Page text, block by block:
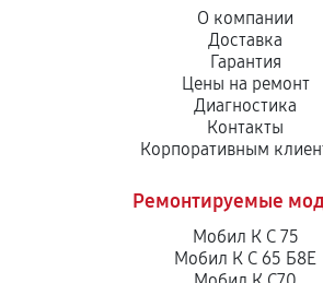
О компании
Доставка
Гарантия
Цены на ремонт
Диагностика
Контакты
Корпоративным
Ремонтируемые
Мобил К С 75
Мобил К С 65 Б8Е